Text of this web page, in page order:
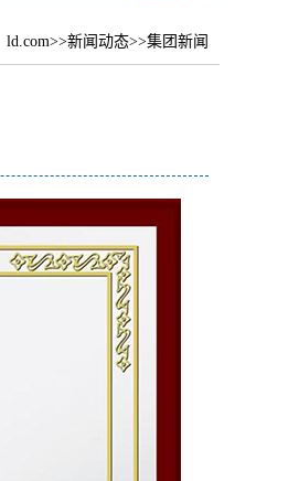
ld.com>>新闻动态>>集团新闻